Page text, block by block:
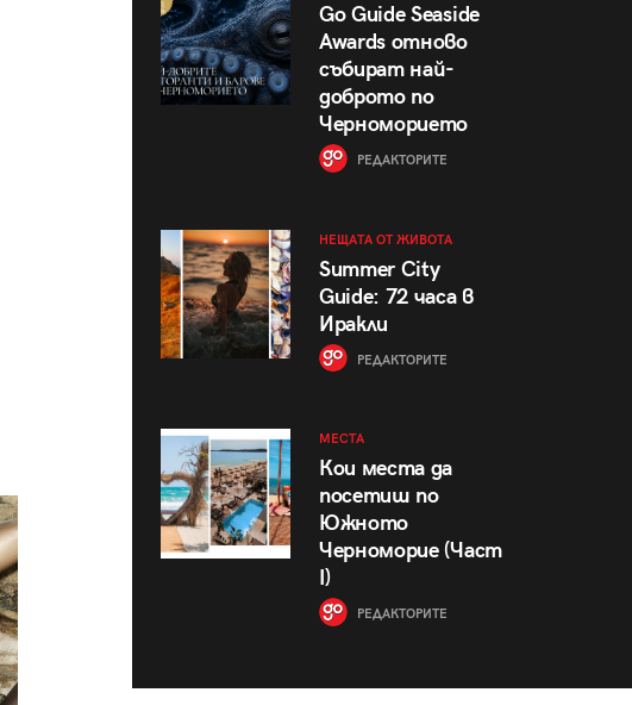
Go Guide Seaside
Awards отново
събират най-
доброто по
Черноморието
РЕДАКТОРИТЕ
НЕЩАТА ОТ ЖИВОТА
Summer City
Guide: 72 часа в
Иракли
РЕДАКТОРИТЕ
МЕСТА
Кои места да
посетиш по
Южното
Черноморие (Част
I)
РЕДАКТОРИТЕ